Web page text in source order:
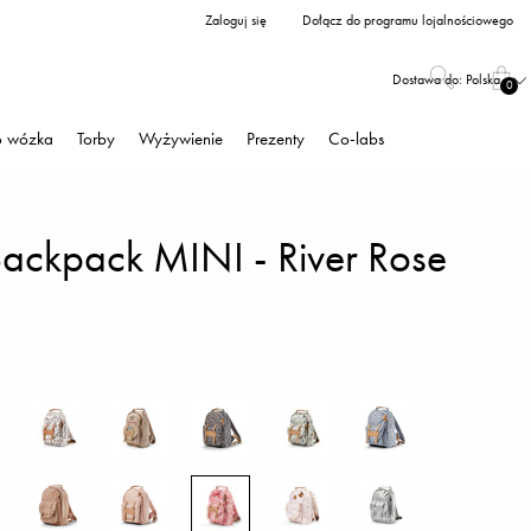
Zaloguj się Dołącz do programu lojalnościowego
Dostawa do: Polska 0
wózka Torby Wyżywienie Prezenty Co-labs
MINI - River Rose